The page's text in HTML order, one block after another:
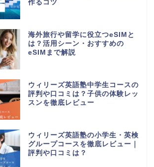
作るコツ
海外旅行や留学に役立つeSIMと
は？活用シーン・おすすめの
eSIMまで解説
ウィリーズ英語塾中学生コースの
評判や口コミは？子供の体験レッ
スンを徹底レビュー
ウィリーズ英語塾の小学生・英検
グループコースを徹底レビュー｜
評判や口コミは？